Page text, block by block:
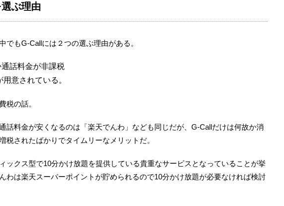
ぶ理由
でもG-Callには２つの選ぶ理由がある。
話料金が非課税
意されている。
税の話。
話料金が安くなるのは「楽天でんわ」なども同じだが、G-Callだけは何故か消
税されたばかりでタイムリーなメリットだ。
ックス型で10分かけ放題を提供している貴重なサービスとなっていることが挙
わは楽天スーパーポイントが貯められるので10分かけ放題が必要なければ検討